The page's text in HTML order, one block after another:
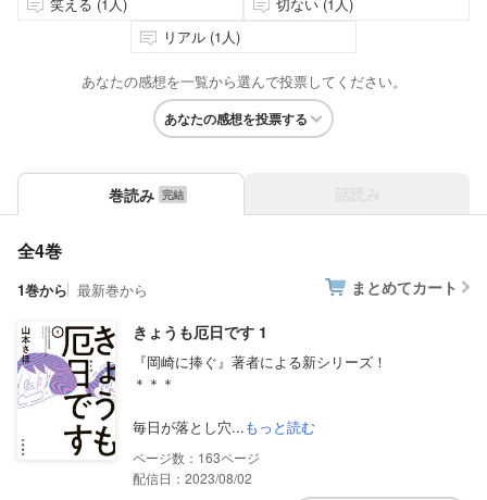
リアル (1人)
あなたの感想を一覧から選んで投票してください。
あなたの感想を投票する
巻読み
全4巻
1巻から 最新巻から まとめてカート
きょうも厄日です 1
『岡崎に捧ぐ』著者による新シリーズ！
＊＊＊
毎日が落とし穴...もっと読む
163
配信日：2023/08/02